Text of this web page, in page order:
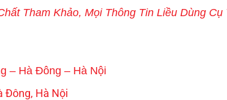
Tham Khảo, Mọi Thông Tin Liều Dùng
– Hà Đông – Hà Nội
Đông, Hà Nội